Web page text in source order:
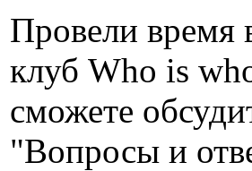
Провели время
клуб Who is
сможете
"Вопросы и